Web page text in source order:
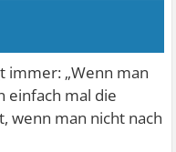
immer: „Wenn man
einfach mal die
wenn man nicht nach